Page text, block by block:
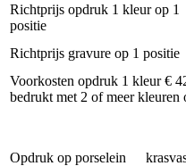
Richtprijs opdruk 1 kleur op 1
positie
Richtprijs gravure op 1 positie
Voorkosten opdruk 1 kleur €
bedrukt met 2 of meer kleuren
Opdruk op porselein